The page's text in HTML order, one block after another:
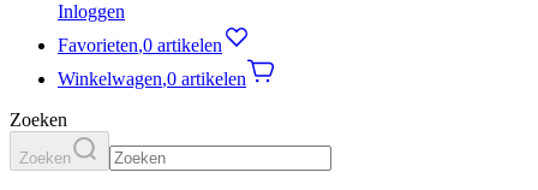
Inloggen
Favorieten,0 artikelen
Winkelwagen,0 artikelen
Zoeken
Zoeken